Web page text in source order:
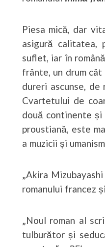
Piesa mică, dar
asigură calitatea,
suflet, iar în
frânte, un drum
dureri ascunse,
Cvartetului de
două continente și
proustiană, este
a muzicii și
„Akira
romanului francez
„Noul roman al
tulburător și